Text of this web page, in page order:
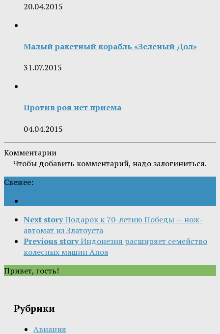
20.04.2015
Малый ракетный корабль «Зеленый Дол»
31.07.2015
Против роя нет приема
04.04.2015
Комментарии
Чтобы добавить комментарий, надо залогиниться.
Свежее:
Next storyПодарок к 70-летию Победы — нож-
автомат из Златоуста
Previous storyИндонезия расширяет семейство
колесных машин Anoa
Привет, гость!
Рубрики
Авиация